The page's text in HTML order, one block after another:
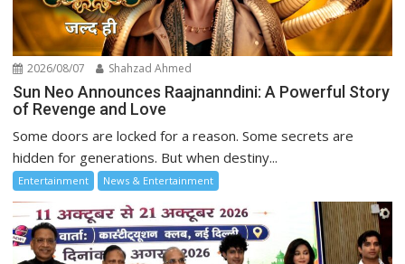
2026/08/07 Shahzad Ahmed
Sun Neo Announces Raajnanndini: A Powerful Story
of Revenge and Love
Some doors are locked for a reason. Some secrets are
hidden for generations. But when destiny...
Entertainment News & Entertainment